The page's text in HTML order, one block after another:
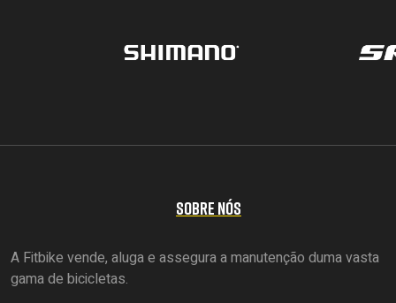
SOBRE NÓS
A Fitbike vende, aluga e assegura a manutenção duma vasta
gama de bicicletas.